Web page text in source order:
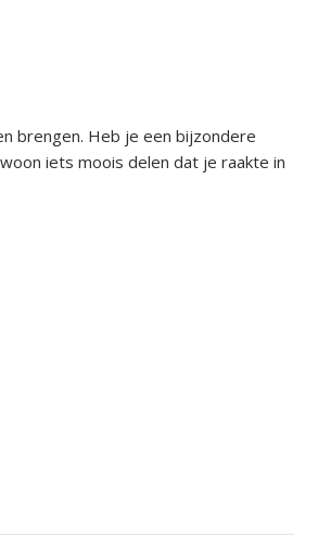
brengen. Heb je een bijzondere
iets moois delen dat je raakte in